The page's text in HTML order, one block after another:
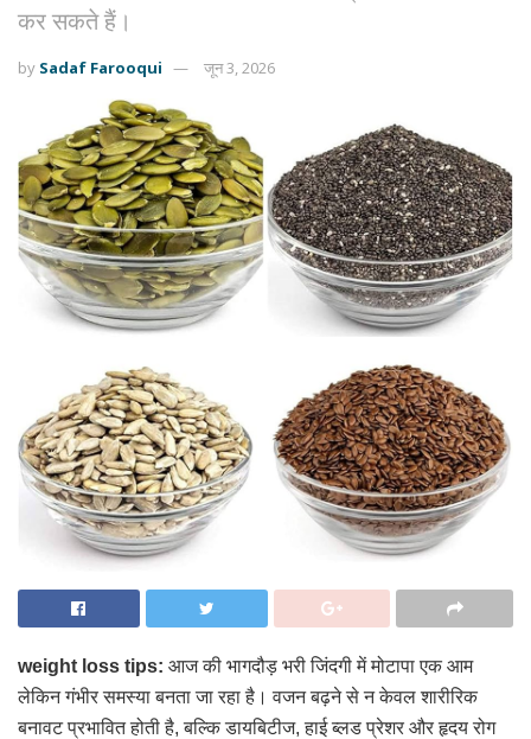
कर सकते हैं।
by Sadaf Farooqui जून 3, 2026
weight loss tips: आज की भागदौड़ भरी जिंदगी में मोटापा एक आम
लेकिन गंभीर समस्या बनता जा रहा है। वजन बढ़ने से न केवल शारीरिक
बनावट प्रभावित होती है, बल्कि डायबिटीज, हाई ब्लड प्रेशर और हृदय रोग